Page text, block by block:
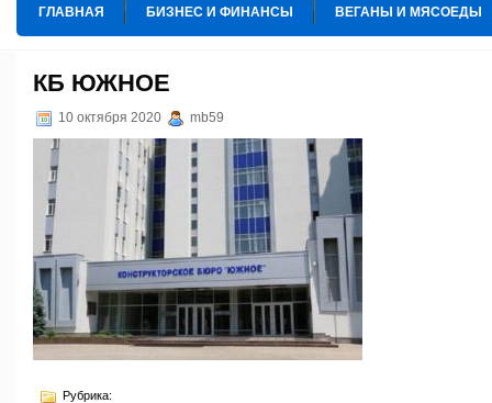
ГЛАВНАЯ БИЗНЕС И ФИНАНСЫ ВЕГАНЫ И МЯСОЕДЫ
ТЕ КОГО ПРИРУЧИЛИ ШАХМАТЫ
КБ ЮЖНОЕ
10 октября 2020 mb59
Рубрика: